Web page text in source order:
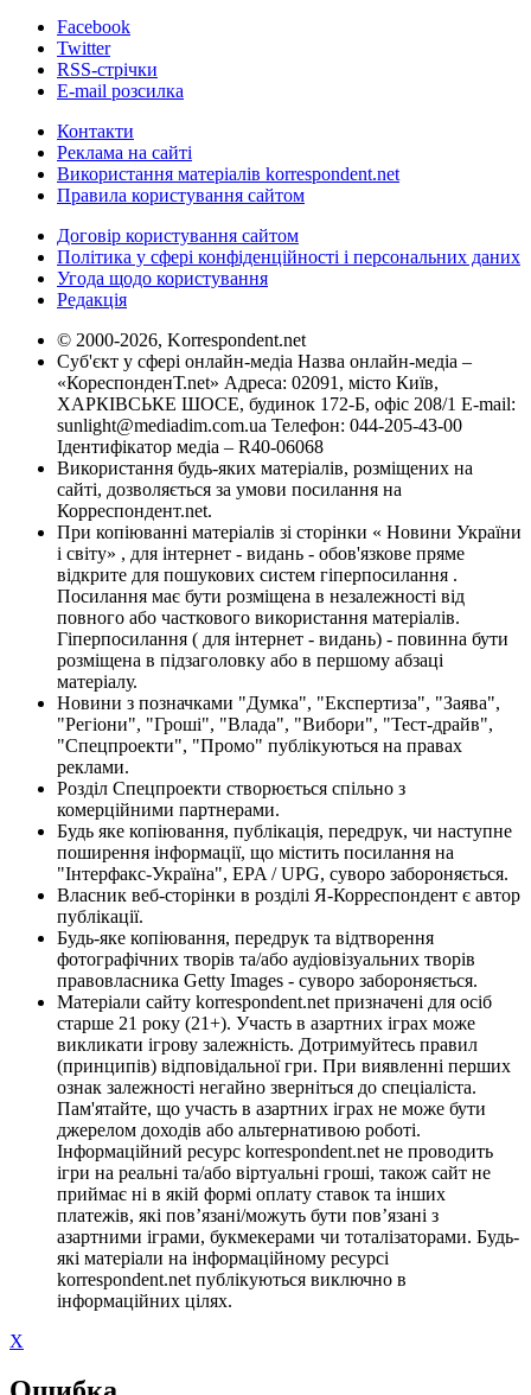
Facebook
Twitter
RSS-стрічки
E-mail розсилка
Контакти
Реклама на сайті
Використання матеріалів korrespondent.net
Правила користування сайтом
Договір користування сайтом
Політика у сфері конфіденційності і персональних даних
Угода щодо користування
Редакція
© 2000-2026, Korrespondent.net
Суб'єкт у сфері онлайн-медіа Назва онлайн-медіа –
«КореспонденТ.net» Адреса: 02091, місто Київ,
ХАРКІВСЬКЕ ШОСЕ, будинок 172-Б, офіс 208/1 E-mail:
sunlight@mediadim.com.ua Телефон: 044-205-43-00
Ідентифікатор медіа – R40-06068
Використання будь-яких матеріалів, розміщених на
сайті, дозволяється за умови посилання на
Корреспондент.net.
При копіюванні матеріалів зі сторінки « Новини України
і світу» , для інтернет - видань - обов'язкове пряме
відкрите для пошукових систем гіперпосилання .
Посилання має бути розміщена в незалежності від
повного або часткового використання матеріалів.
Гіперпосилання ( для інтернет - видань) - повинна бути
розміщена в підзаголовку або в першому абзаці
матеріалу.
Новини з позначками "Думка", "Експертиза", "Заява",
"Регіони", "Гроші", "Влада", "Вибори", "Тест-драйв",
"Спецпроекти", "Промо" публікуються на правах
реклами.
Розділ Спецпроекти створюється спільно з
комерційними партнерами.
Будь яке копіювання, публікація, передрук, чи наступне
поширення інформації, що містить посилання на
"Інтерфакс-Україна", EPA / UPG, суворо забороняється.
Власник веб-сторінки в розділі Я-Корреспондент є автор
публікації.
Будь-яке копіювання, передрук та відтворення
фотографічних творів та/або аудіовізуальних творів
правовласника Getty Images - суворо забороняється.
Матеріали сайту korrespondent.net призначені для осіб
старше 21 року (21+). Участь в азартних іграх може
викликати ігрову залежність. Дотримуйтесь правил
(принципів) відповідальної гри. При виявленні перших
ознак залежності негайно зверніться до спеціаліста.
Пам'ятайте, що участь в азартних іграх не може бути
джерелом доходів або альтернативою роботі.
Інформаційний ресурс korrespondent.net не проводить
ігри на реальні та/або віртуальні гроші, також сайт не
приймає ні в якій формі оплату ставок та інших
платежів, які пов’язані/можуть бути пов’язані з
азартними іграми, букмекерами чи тоталізаторами. Будь-
які матеріали на інформаційному ресурсі
korrespondent.net публікуються виключно в
інформаційних цілях.
X